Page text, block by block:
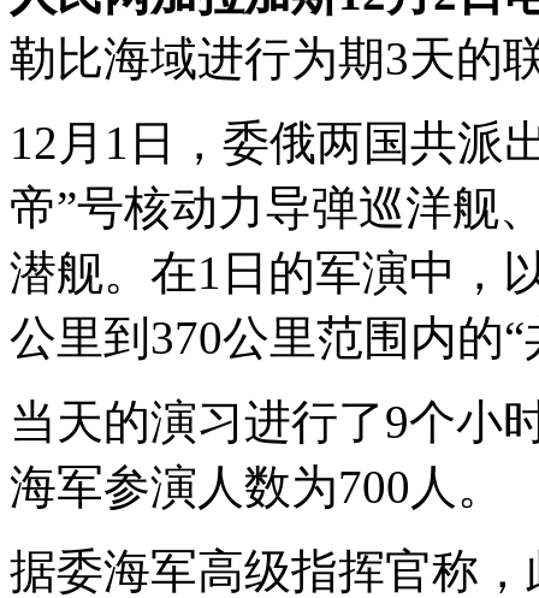
勒比海域进行为期3天的
12月1日，委俄两国共派
帝”号核动力导弹巡洋舰
潜舰。在1日的军演中，
公里到370公里范围内的
当天的演习进行了9个小
海军参演人数为700人。
据委海军高级指挥官称